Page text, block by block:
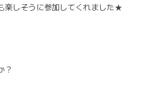
楽しそうに参加してくれました★
？